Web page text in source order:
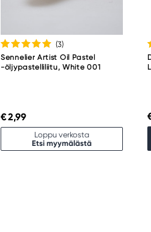
(3)
Sennelier Artist Oil Pastel
-öljypastelliliitu, White 001
€ 2,99
Loppu verkosta
Etsi myymälästä